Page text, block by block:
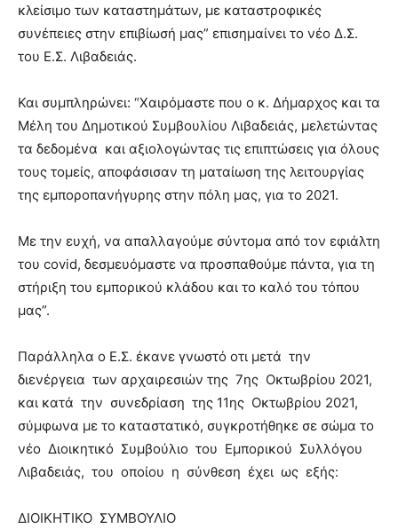
κλείσιμο των καταστημάτων, με καταστροφικές
συνέπειες στην επιβίωσή μας” επισημαίνει το νέο Δ.Σ.
του Ε.Σ. Λιβαδειάς.
Και συμπληρώνει: “Χαιρόμαστε που ο κ. Δήμαρχος και τα
Μέλη του Δημοτικού Συμβουλίου Λιβαδειάς, μελετώντας
τα δεδομένα και αξιολογώντας τις επιπτώσεις για όλους
τους τομείς, αποφάσισαν τη ματαίωση της λειτουργίας
της εμποροπανήγυρης στην πόλη μας, για το 2021.
Με την ευχή, να απαλλαγούμε σύντομα από τον εφιάλτη
του covid, δεσμευόμαστε να προσπαθούμε πάντα, για τη
στήριξη του εμπορικού κλάδου και το καλό του τόπου
μας”.
Παράλληλα ο Ε.Σ. έκανε γνωστό οτι μετά την
διενέργεια των αρχαιρεσιών της 7ης Οκτωβρίου 2021,
και κατά την συνεδρίαση της 11ης Οκτωβρίου 2021,
σύμφωνα με το καταστατικό, συγκροτήθηκε σε σώμα το
νέο Διοικητικό Συμβούλιο του Εμπορικού Συλλόγου
Λιβαδειάς, του οποίου η σύνθεση έχει ως εξής:
ΔΙΟΙΚΗΤΙΚΟ ΣΥΜΒΟΥΛΙΟ